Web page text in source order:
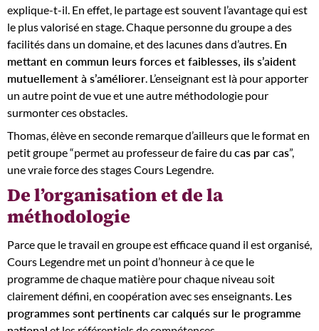
explique-t-il. En effet, le partage est souvent l’avantage qui est
le plus valorisé en stage. Chaque personne du groupe a des
facilités dans un domaine, et des lacunes dans d’autres. En
mettant en commun leurs forces et faiblesses, ils s’aident
mutuellement à s’améliorer. L’enseignant est là pour apporter
un autre point de vue et une autre méthodologie pour
surmonter ces obstacles.
Thomas, élève en seconde remarque d’ailleurs que le format en
petit groupe “permet au professeur de faire du cas par cas”,
une vraie force des stages Cours Legendre.
De l’organisation et de la
méthodologie
Parce que le travail en groupe est efficace quand il est organisé,
Cours Legendre met un point d’honneur à ce que le
programme de chaque matière pour chaque niveau soit
clairement défini, en coopération avec ses enseignants. Les
programmes sont pertinents car calqués sur le programme